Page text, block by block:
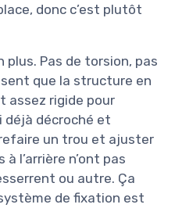
donc c’est plutôt
plus. Pas de torsion, pas
que la structure en
assez rigide pour
déjà décroché et
un trou et ajuster
l’arrière n’ont pas
ou autre. Ça
de fixation est